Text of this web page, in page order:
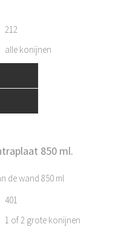
212
alle konijnen
850 ml.
de wand 850 ml
401
1 of 2 grote konijnen